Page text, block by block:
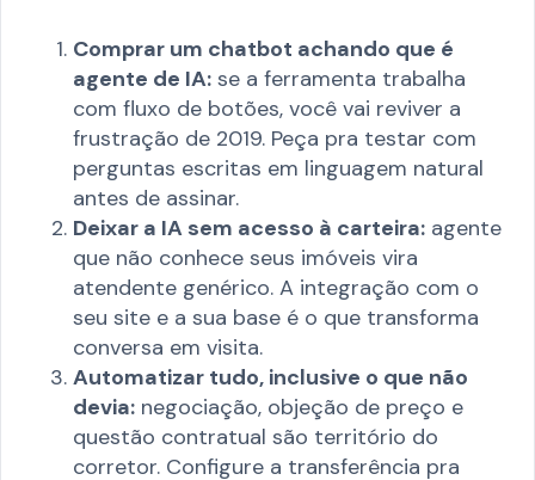
Comprar um chatbot achando que é
agente de IA: se a ferramenta trabalha
com fluxo de botões, você vai reviver a
frustração de 2019. Peça pra testar com
perguntas escritas em linguagem natural
antes de assinar.
Deixar a IA sem acesso à carteira: agente
que não conhece seus imóveis vira
atendente genérico. A integração com o
seu site e a sua base é o que transforma
conversa em visita.
Automatizar tudo, inclusive o que não
devia: negociação, objeção de preço e
questão contratual são território do
corretor. Configure a transferência pra